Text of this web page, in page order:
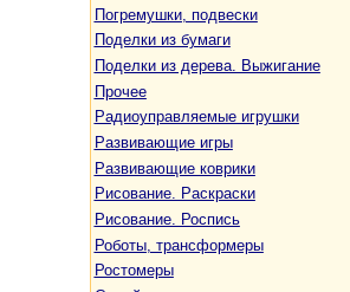
Погремушки, подвески
Поделки из бумаги
Поделки из дерева. Выжигание
Прочее
Радиоуправляемые игрушки
Развивающие игры
Развивающие коврики
Рисование. Раскраски
Рисование. Роспись
Роботы, трансформеры
Ростомеры